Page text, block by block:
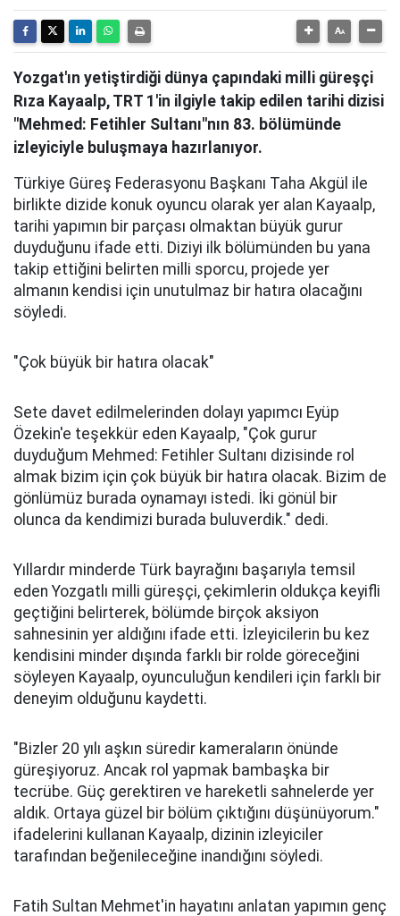
Yozgat'ın yetiştirdiği dünya çapındaki milli güreşçi
Rıza Kayaalp, TRT 1'in ilgiyle takip edilen tarihi dizisi
"Mehmed: Fetihler Sultanı"nın 83. bölümünde
izleyiciyle buluşmaya hazırlanıyor.
Türkiye Güreş Federasyonu Başkanı Taha Akgül ile
birlikte dizide konuk oyuncu olarak yer alan Kayaalp,
tarihi yapımın bir parçası olmaktan büyük gurur
duyduğunu ifade etti. Diziyi ilk bölümünden bu yana
takip ettiğini belirten milli sporcu, projede yer
almanın kendisi için unutulmaz bir hatıra olacağını
söyledi.
"Çok büyük bir hatıra olacak"
Sete davet edilmelerinden dolayı yapımcı Eyüp
Özekin'e teşekkür eden Kayaalp, "Çok gurur
duyduğum Mehmed: Fetihler Sultanı dizisinde rol
almak bizim için çok büyük bir hatıra olacak. Bizim de
gönlümüz burada oynamayı istedi. İki gönül bir
olunca da kendimizi burada buluverdik." dedi.
Yıllardır minderde Türk bayrağını başarıyla temsil
eden Yozgatlı milli güreşçi, çekimlerin oldukça keyifli
geçtiğini belirterek, bölümde birçok aksiyon
sahnesinin yer aldığını ifade etti. İzleyicilerin bu kez
kendisini minder dışında farklı bir rolde göreceğini
söyleyen Kayaalp, oyunculuğun kendileri için farklı bir
deneyim olduğunu kaydetti.
"Bizler 20 yılı aşkın süredir kameraların önünde
güreşiyoruz. Ancak rol yapmak bambaşka bir
tecrübe. Güç gerektiren ve hareketli sahnelerde yer
aldık. Ortaya güzel bir bölüm çıktığını düşünüyorum."
ifadelerini kullanan Kayaalp, dizinin izleyiciler
tarafından beğenileceğine inandığını söyledi.
Fatih Sultan Mehmet'in hayatını anlatan yapımın genç